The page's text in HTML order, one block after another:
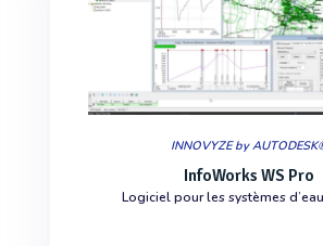
INNOVYZE by
InfoWorks WS Pro
Logiciel pour les systèmes